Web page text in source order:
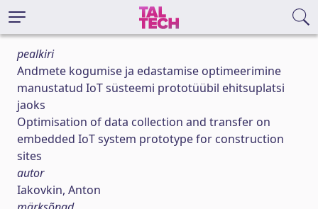
pealkiri
Andmete kogumise ja edastamise optimeerimine
manustatud IoT süsteemi prototüübil ehitsuplatsi
jaoks
Optimisation of data collection and transfer on
embedded IoT system prototype for construction
sites
autor
Iakovkin, Anton